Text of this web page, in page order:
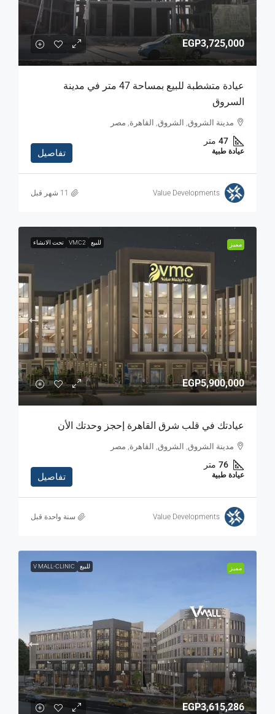
EGP3,725,000
عيادة متشطبة للبيع بمساحة 47 متر في مدينة
السروق
مدينة الشروق, الشروق, القاهرة, مصر
47 متر
عيادة طبية تفاصيل
Value Developments
مميز للبيع VMC2 تحت الانشاء
EGP5,900,000
عيادتك في قلب شرق القاهرة إحجز وحدتك الأن
مدينة الشروق, الشروق, القاهرة, مصر
76 متر
عيادة طبية تفاصيل
Value Developments ‏سنة واحدة قبل
مميز للبيع V MALL-CLINIC
EGP3,615,286